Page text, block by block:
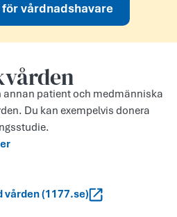
vårdnadshavare
annan patient och medmänniska
Du kan exempelvis donera
vården (1177.se)